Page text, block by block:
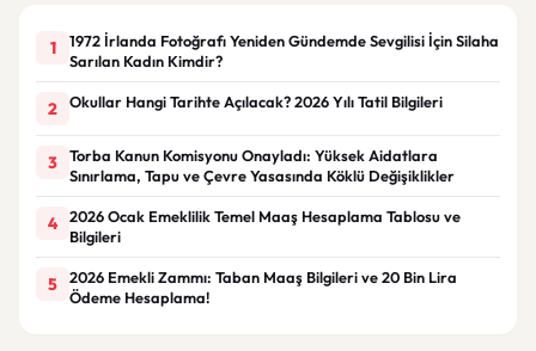
1
1972 İrlanda Fotoğrafı Yeniden Gündemde Sevgilisi İçin Silaha
Sarılan Kadın Kimdir?
2 Okullar Hangi Tarihte Açılacak? 2026 Yılı Tatil Bilgileri
3
Torba Kanun Komisyonu Onayladı: Yüksek Aidatlara
Sınırlama, Tapu ve Çevre Yasasında Köklü Değişiklikler
4
2026 Ocak Emeklilik Temel Maaş Hesaplama Tablosu ve
Bilgileri
5
2026 Emekli Zammı: Taban Maaş Bilgileri ve 20 Bin Lira
Ödeme Hesaplama!